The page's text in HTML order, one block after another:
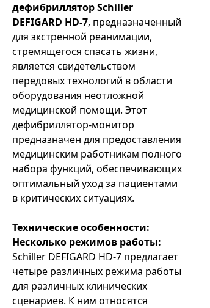
дефибриллятор Schiller
DEFIGARD HD-7, предназначенный
для экстренной реанимации,
стремящегося спасать жизни,
является свидетельством
передовых технологий в области
оборудования неотложной
медицинской помощи. Этот
дефибриллятор-монитор
предназначен для предоставления
медицинским работникам полного
набора функций, обеспечивающих
оптимальный уход за пациентами
в критических ситуациях.
Технические особенности:
Несколько режимов работы:
Schiller DEFIGARD HD-7 предлагает
четыре различных режима работы
для различных клинических
сценариев. К ним относятся